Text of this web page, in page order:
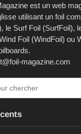
est un web
utilisant un foil
le Surf Foil (SurfFoil),
Foil (WindFoil) ou
magazine.com